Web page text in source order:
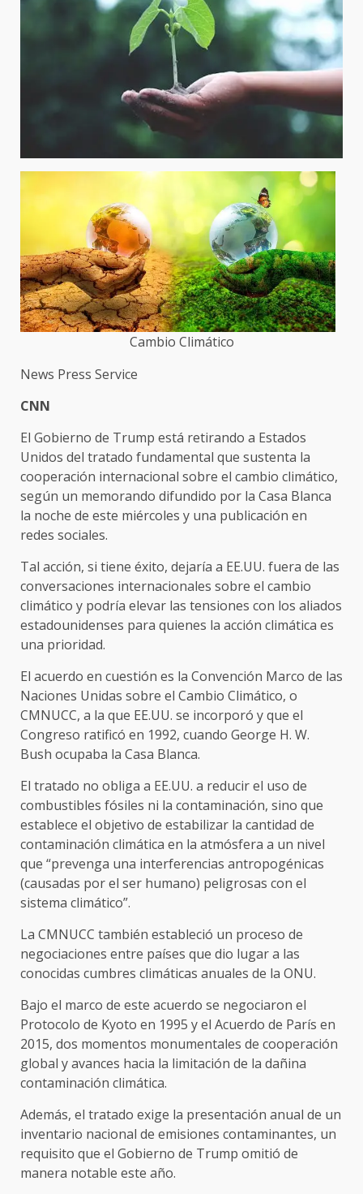
Cambio Climático
News Press Service
CNN
El Gobierno de Trump está retirando a Estados
Unidos del tratado fundamental que sustenta la
cooperación internacional sobre el cambio climático,
según un memorando difundido por la Casa Blanca
la noche de este miércoles y una publicación en
redes sociales.
Tal acción, si tiene éxito, dejaría a EE.UU. fuera de las
conversaciones internacionales sobre el cambio
climático y podría elevar las tensiones con los aliados
estadounidenses para quienes la acción climática es
una prioridad.
El acuerdo en cuestión es la Convención Marco de las
Naciones Unidas sobre el Cambio Climático, o
CMNUCC, a la que EE.UU. se incorporó y que el
Congreso ratificó en 1992, cuando George H. W.
Bush ocupaba la Casa Blanca.
El tratado no obliga a EE.UU. a reducir el uso de
combustibles fósiles ni la contaminación, sino que
establece el objetivo de estabilizar la cantidad de
contaminación climática en la atmósfera a un nivel
que “prevenga una interferencias antropogénicas
(causadas por el ser humano) peligrosas con el
sistema climático”.
La CMNUCC también estableció un proceso de
negociaciones entre países que dio lugar a las
conocidas cumbres climáticas anuales de la ONU.
Bajo el marco de este acuerdo se negociaron el
Protocolo de Kyoto en 1995 y el Acuerdo de París en
2015, dos momentos monumentales de cooperación
global y avances hacia la limitación de la dañina
contaminación climática.
Además, el tratado exige la presentación anual de un
inventario nacional de emisiones contaminantes, un
requisito que el Gobierno de Trump omitió de
manera notable este año.